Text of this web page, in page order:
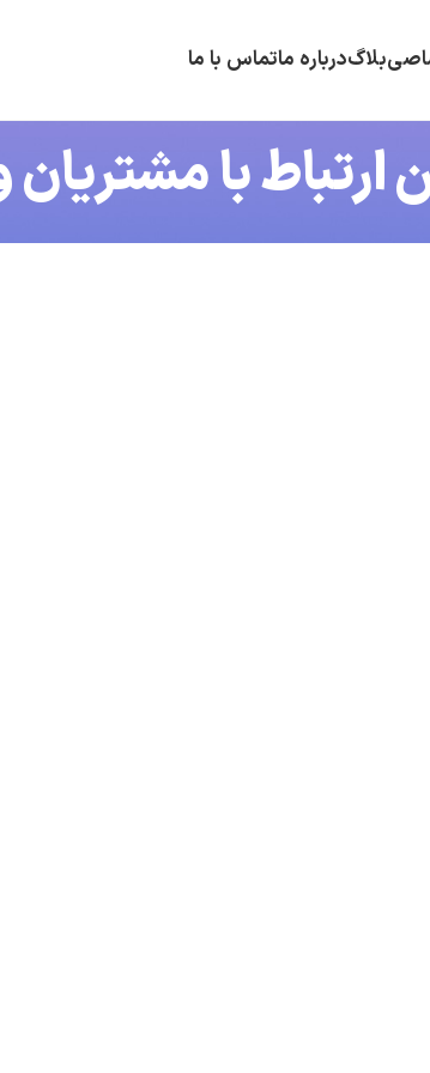
بلاگدرباره ماتماس با ما
با